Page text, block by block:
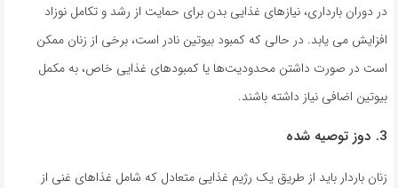
در دوران بارداری، نیازهای غذایی بدن برای حمایت از رشد و تکامل نوزاد
افزایش می یابد. در حالی که کمبود بیوتین نادر است، برخی از زنان ممکن
است در صورت داشتن محدودیت‌ها یا کمبودهای غذایی خاص، به مکمل
بیوتین اضافی نیاز داشته باشند.
3. دوز توصیه شده
زنان باردار باید از طریق یک رژیم غذایی متعادل که شامل غذاهای غنی از